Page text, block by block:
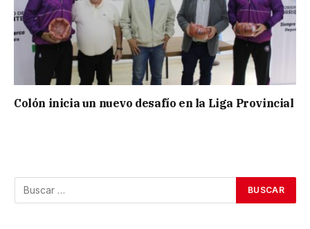
Colón inicia un nuevo desafío en la Liga Provincial